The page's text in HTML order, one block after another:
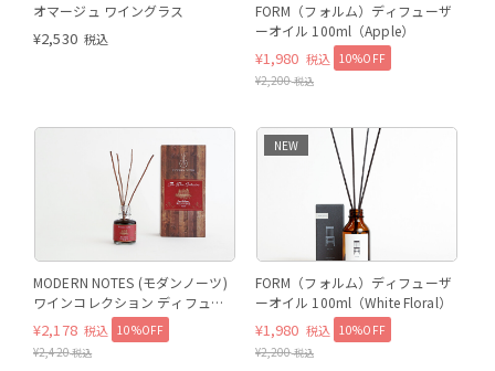
オマージュ ワイングラス
¥2,530 税込
FORM（フォルム）ディフューザ
ーオイル 100ml（Apple）
¥1,980 税込
10%OFF
¥2,200税込
MODERN NOTES (モダンノーツ)
ワインコレクション ディフュー
ザー ミニ RED WINE（レッドワイ
ン）
¥2,178 税込 10%OFF
¥2,420税込
NEW
FORM（フォルム）ディフューザ
ーオイル 100ml（White Floral）
¥1,980 税込
10%OFF
¥2,200税込